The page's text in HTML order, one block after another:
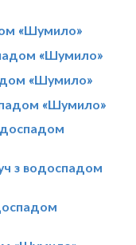
«Шумило»
«Шумило»
«Шумило»
«Шумило»
з водоспадом